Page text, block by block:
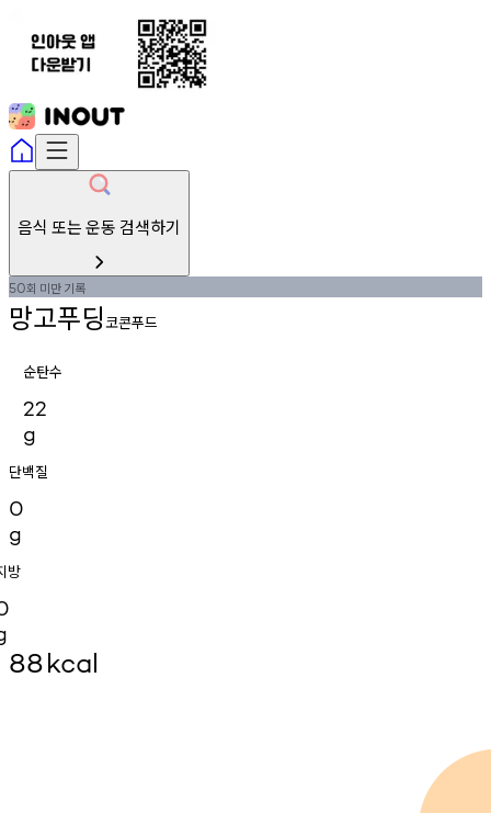
음식 또는 운동 검색하기
50회 미만기록
망고푸딩코콘푸드
순탄수
22
g
단백질
0
g
방
88kcal